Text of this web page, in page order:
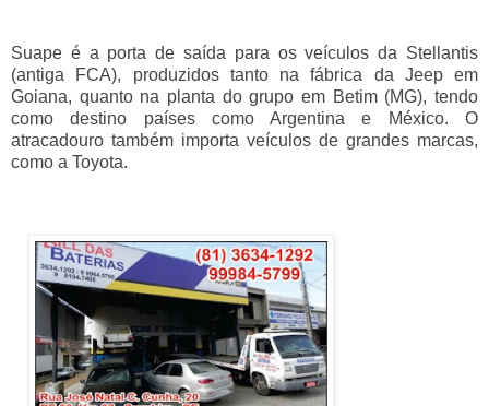
Suape é a porta de saída para os veículos da Stellantis
(antiga FCA), produzidos tanto na fábrica da Jeep em
Goiana, quanto na planta do grupo em Betim (MG), tendo
como destino países como Argentina e México. O
atracadouro também importa veículos de grandes marcas,
como a Toyota.